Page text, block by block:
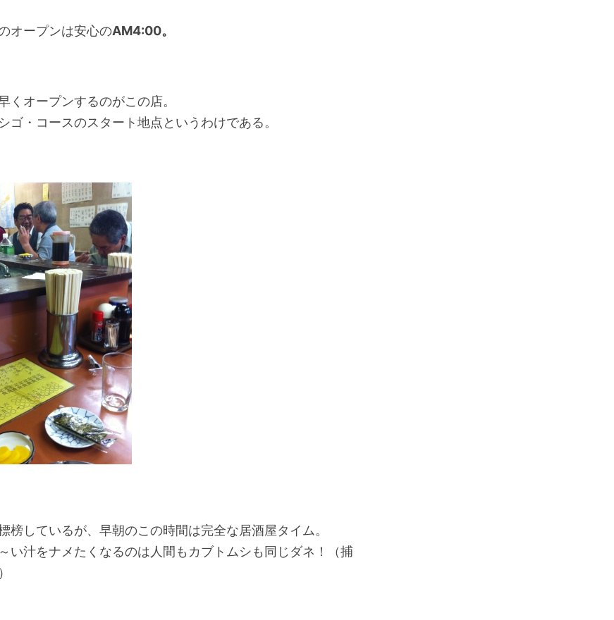
オープンは安心のAM4:00。
くオープンするのがこの店。
ゴ・コースのスタート地点というわけである。
榜しているが、早朝のこの時間は完全な居酒屋タイム。
い汁をナメたくなるのは人間もカブトムシも同じダネ！（捕